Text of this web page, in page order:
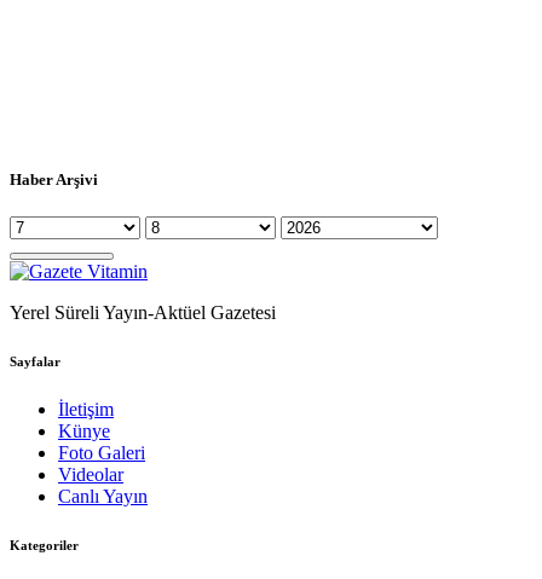
Haber Arşivi
Yerel Süreli Yayın-Aktüel Gazetesi
Sayfalar
İletişim
Künye
Foto Galeri
Videolar
Canlı Yayın
Kategoriler